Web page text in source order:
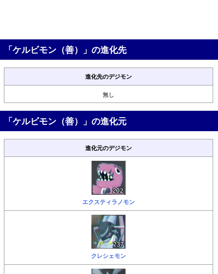
「ケルビモン（善）」の進化先
進化先のデジモン
無し
「ケルビモン（善）」の進化元
進化元のデジモン
エクスティラノモン
クレシェモン